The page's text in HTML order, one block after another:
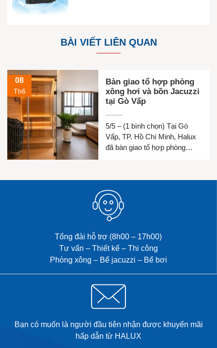
BÀI VIẾT LIÊN QUAN
08
Th6
Bàn giao tổ hợp phòng
xông hơi và bồn Jacuzzi
tại Gò Vấp
5/5 – (1 bình chọn) Tại Gò
Vấp, TP. Hồ Chí Minh, Halux
đã bàn giao tổ hợp phòng
đình chị Luyện. Công trình
được thiết kế đồng bộ nhằm
mang đến không gian thư giãn
riêng tư, chăm sóc sức khỏe
và […]
Tổng đài hỗ trợ (8h00 – 17h00)
Tư vấn – Thiết kế – Thi công
Phòng xông – Bể jacuzzi – Bể bơi
Bạn có muốn là người đầu tiên nhận được khuyến mãi
hấp dẫn từ HALUX